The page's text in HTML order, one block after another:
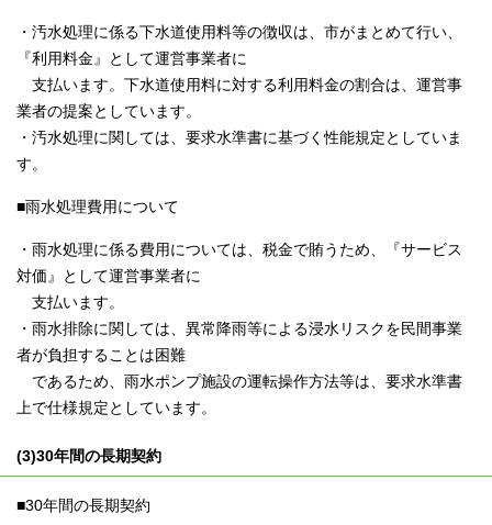
・汚水処理に係る下水道使用料等の徴収は、市がまとめて行い、
『利用料金』として運営事業者に
支払います。下水道使用料に対する利用料金の割合は、運営事
業者の提案としています。
・汚水処理に関しては、要求水準書に基づく性能規定としていま
す。
■雨水処理費用について
・雨水処理に係る費用については、税金で賄うため、『サービス
対価』として運営事業者に
支払います。
・雨水排除に関しては、異常降雨等による浸水リスクを民間事業
者が負担することは困難
であるため、雨水ポンプ施設の運転操作方法等は、要求水準書
上で仕様規定としています。
(3)30年間の長期契約
■30年間の長期契約